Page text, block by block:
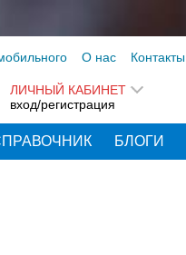
О нас Контакты
ЛИЧНЫЙ КАБИНЕТ
вход/регистрация
БЛОГИ